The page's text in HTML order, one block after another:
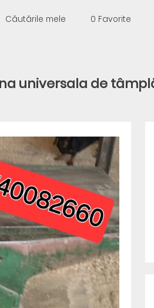
Căutările mele 0 Favorite
universala de